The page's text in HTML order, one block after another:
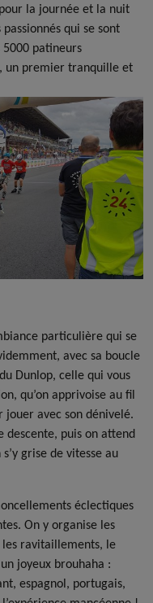
la journée et la nuit
qui se sont
5000 patineurs
un premier tranquille et
particulière qui se
avec sa boucle
Dunlop, celle qui vous
qu’on apprivoise au fil
jouer avec son dénivelé.
descente, puis on attend
grise de vitesse au
éclectiques
On y organise les
ravitaillements, le
joyeux brouhaha :
espagnol, portugais,